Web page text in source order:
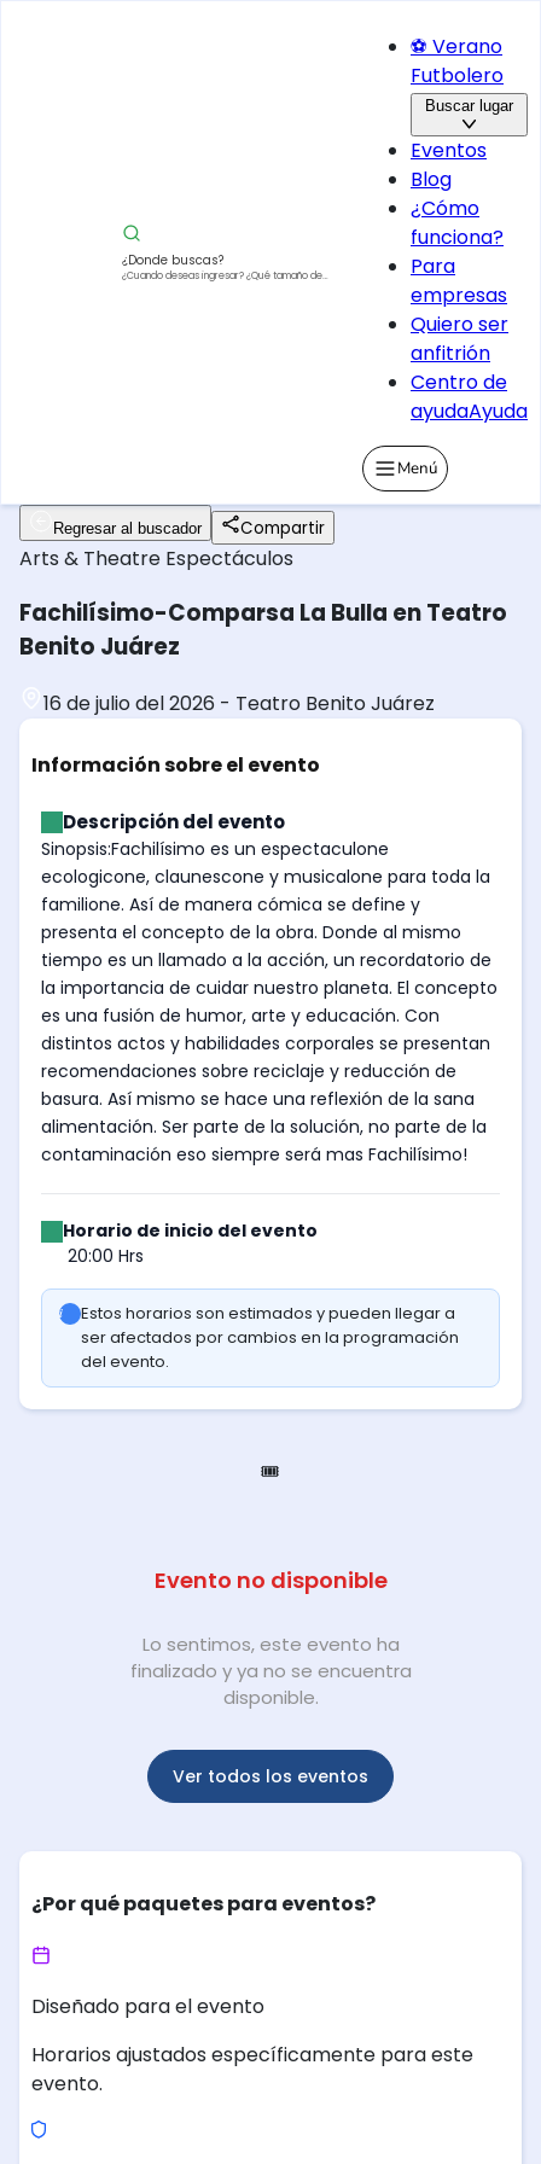
¿Donde buscas?
¿Cuando deseas ingresar?¿Qué tamaño de
⚽ Verano
Futbolero
Buscar lugar
Eventos
Blog
¿Cómo
funciona?
Para
empresas
Quiero ser
anfitrión
Centro de
ayudaAyuda
Menú
Regresar al buscador Compartir
Arts & Theatre Espectáculos
Fachilísimo-Comparsa La Bulla en Teatro
Benito Juárez
16 de julio del 2026 - Teatro Benito Juárez
Información sobre el evento
Descripción del evento
Sinopsis:Fachilísimo es un espectaculone
ecologicone, claunescone y musicalone para toda la
familione. Así de manera cómica se define y
presenta el concepto de la obra. Donde al mismo
tiempo es un llamado a la acción, un recordatorio de
la importancia de cuidar nuestro planeta. El concepto
es una fusión de humor, arte y educación. Con
distintos actos y habilidades corporales se presentan
recomendaciones sobre reciclaje y reducción de
basura. Así mismo se hace una reflexión de la sana
alimentación. Ser parte de la solución, no parte de la
contaminación eso siempre será mas Fachilísimo!
Horario de inicio del evento
20:00 Hrs
Estos horarios son estimados y pueden llegar a
ser afectados por cambios en la programación
del evento.
🎟️
Evento no disponible
Lo sentimos, este evento ha
finalizado y ya no se encuentra
disponible.
Ver todos los eventos
¿Por qué paquetes para eventos?
Diseñado para el evento
Horarios ajustados específicamente para este
evento.